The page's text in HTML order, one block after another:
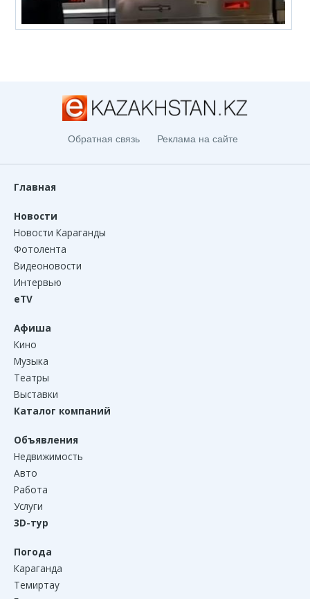
Обратная связь Реклама на сайте
Главная
Новости
Новости Караганды
Фотолента
Видеоновости
Интервью
eTV
Афиша
Кино
Музыка
Театры
Выставки
Каталог компаний
Объявления
Недвижимость
Авто
Работа
Услуги
3D-тур
Погода
Караганда
Темиртау